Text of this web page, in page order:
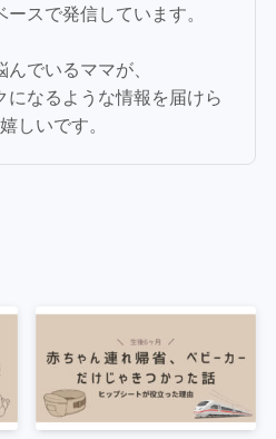
スで発信しています。
でいるママが、
になるような情報を届けら
しいです。